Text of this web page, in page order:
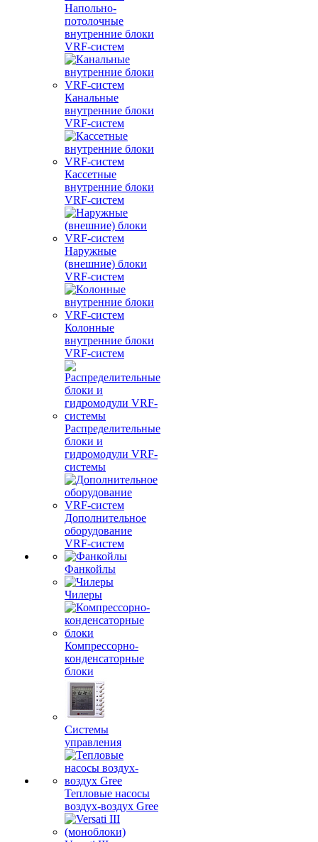
Напольно-
потолочные
внутренние блоки
VRF-систем
Канальные
внутренние блоки
VRF-систем
Кассетные
внутренние блоки
VRF-систем
Наружные
(внешние) блоки
VRF-систем
Колонные
внутренние блоки
VRF-систем
Распределительные
блоки и
гидромодули VRF-
системы
Дополнительное
оборудование
VRF-систем
Фанкойлы
Чилеры
Компрессорно-
конденсаторные
блоки
Системы
управления
Тепловые насосы
воздух-воздух Gree